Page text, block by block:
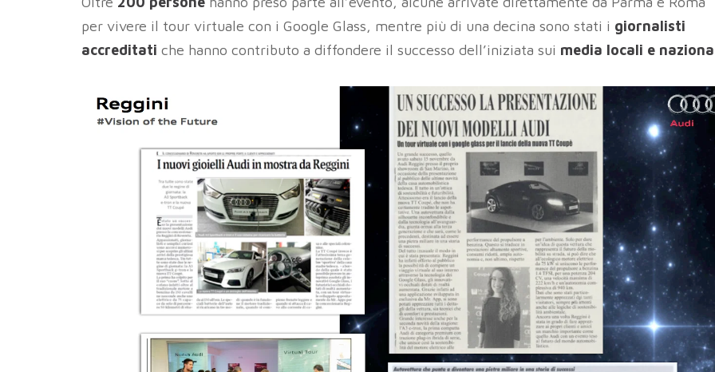
per vivere il tour virtuale con i Google Glass, mentre più di una decina sono stati i giornalisti
accreditati che hanno contributo a diffondere il successo dell’iniziata sui media locali e